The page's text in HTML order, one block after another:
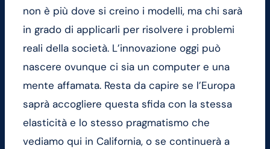
non è più dove si creino i modelli, ma chi sarà
in grado di applicarli per risolvere i problemi
reali della società. L’innovazione oggi può
nascere ovunque ci sia un computer e una
mente affamata. Resta da capire se l’Europa
saprà accogliere questa sfida con la stessa
elasticità e lo stesso pragmatismo che
vediamo qui in California, o se continuerà a